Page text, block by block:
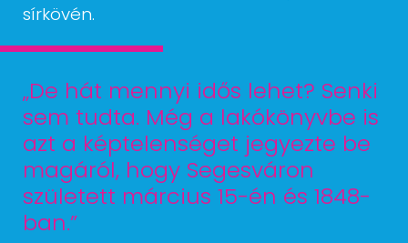
sírkövén.
„De hát mennyi idős lehet? Senki
sem tudta. Még a lakókönyvbe is
azt a képtelenséget jegyezte be
magáról, hogy Segesváron
született március 15-én és 1848-
ban.”